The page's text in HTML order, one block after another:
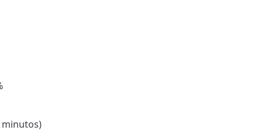
minutos)